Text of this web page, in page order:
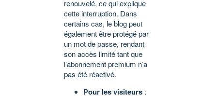
renouvelé, ce qui explique
cette interruption. Dans
certains cas, le blog peut
également être protégé par
un mot de passe, rendant
son accès limité tant que
l’abonnement premium n’a
pas été réactivé.
Pour les visiteurs :